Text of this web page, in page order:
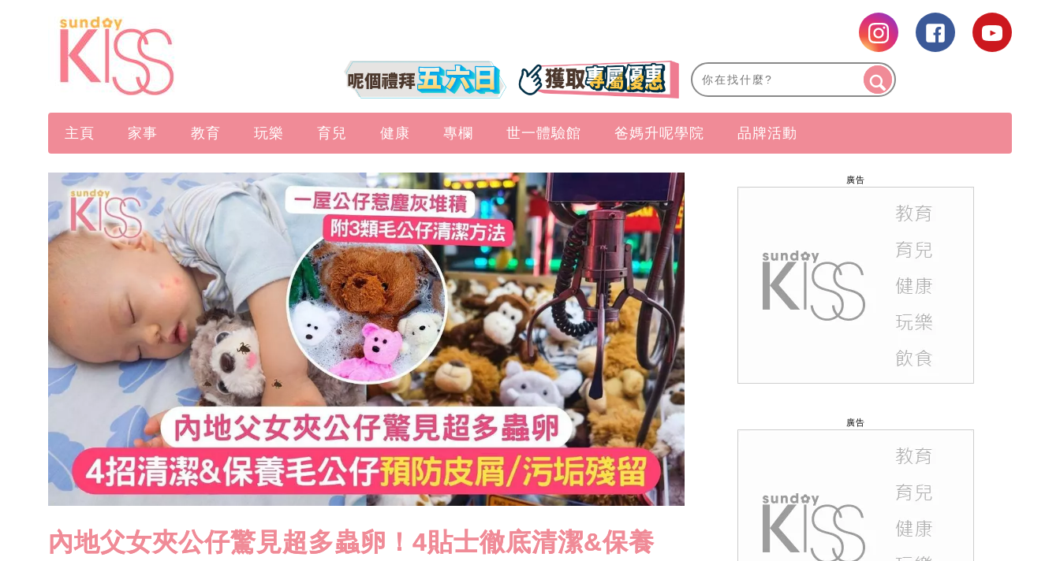
主頁 家事 教育 玩樂 育兒 健康 專欄 世一體驗館 爸媽升呢學院 品牌活動
內地父女夾公仔驚見超多蟲卵！4貼士徹底清潔&保養
廣告
廣告